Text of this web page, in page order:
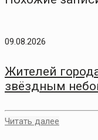
09.08.2026
Жителей
звёздным
Читать далее